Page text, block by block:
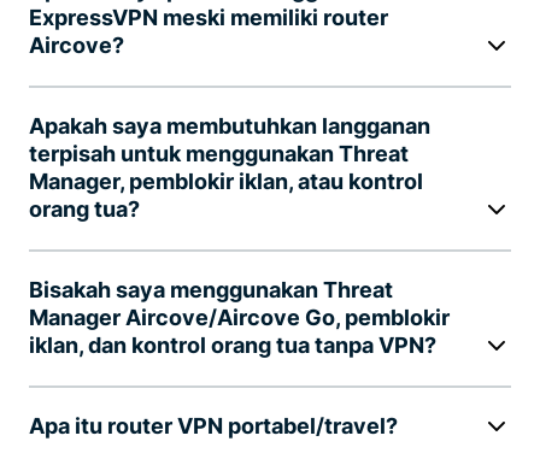
ExpressVPN meski memiliki router
Aircove?
Apakah saya membutuhkan langganan
terpisah untuk menggunakan Threat
Manager, pemblokir iklan, atau kontrol
orang tua?
Bisakah saya menggunakan Threat
Manager Aircove/Aircove Go, pemblokir
iklan, dan kontrol orang tua tanpa VPN?
Apa itu router VPN portabel/travel?